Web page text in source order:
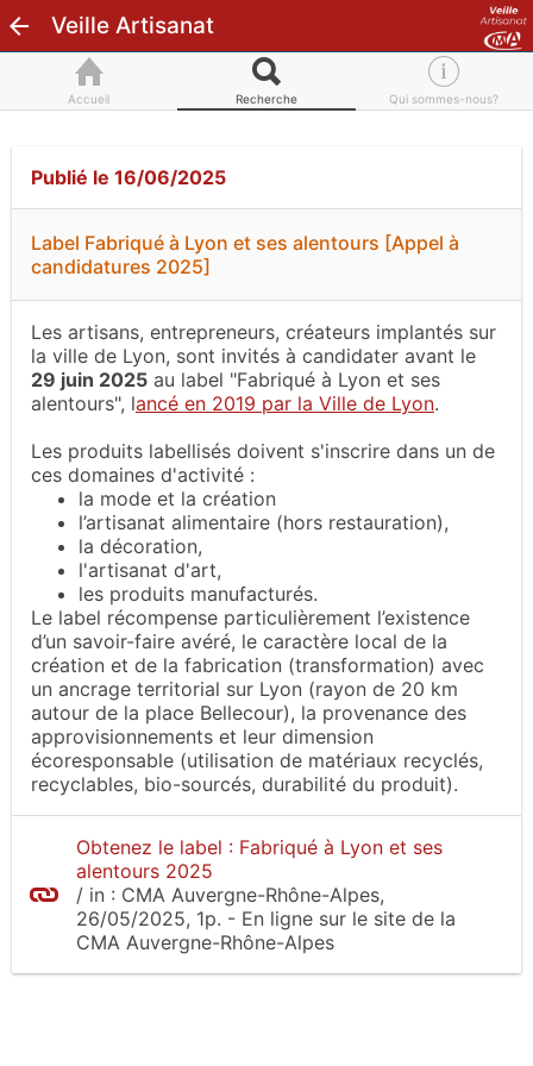
Veille Artisanat
Accueil Recherche Qui sommes-nous?
Publié le 16/06/2025
Label Fabriqué à Lyon et ses alentours [Appel à
candidatures 2025]
Les artisans, entrepreneurs, créateurs implantés sur
la ville de Lyon, sont invités à candidater avant le
29 juin 2025 au label "Fabriqué à Lyon et ses
alentours", lancé en 2019 par la Ville de Lyon.
Les produits labellisés doivent s'inscrire dans un de
ces domaines d'activité :
la mode et la création
l’artisanat alimentaire (hors restauration),
la décoration,
l'artisanat d'art,
les produits manufacturés.
Le label récompense particulièrement l’existence
d’un savoir-faire avéré, le caractère local de la
création et de la fabrication (transformation) avec
un ancrage territorial sur Lyon (rayon de 20 km
autour de la place Bellecour), la provenance des
approvisionnements et leur dimension
écoresponsable (utilisation de matériaux recyclés,
recyclables, bio-sourcés, durabilité du produit).
Obtenez le label : Fabriqué à Lyon et ses
alentours 2025
/ in : CMA Auvergne-Rhône-Alpes,
26/05/2025, 1p. - En ligne sur le site de la
CMA Auvergne-Rhône-Alpes